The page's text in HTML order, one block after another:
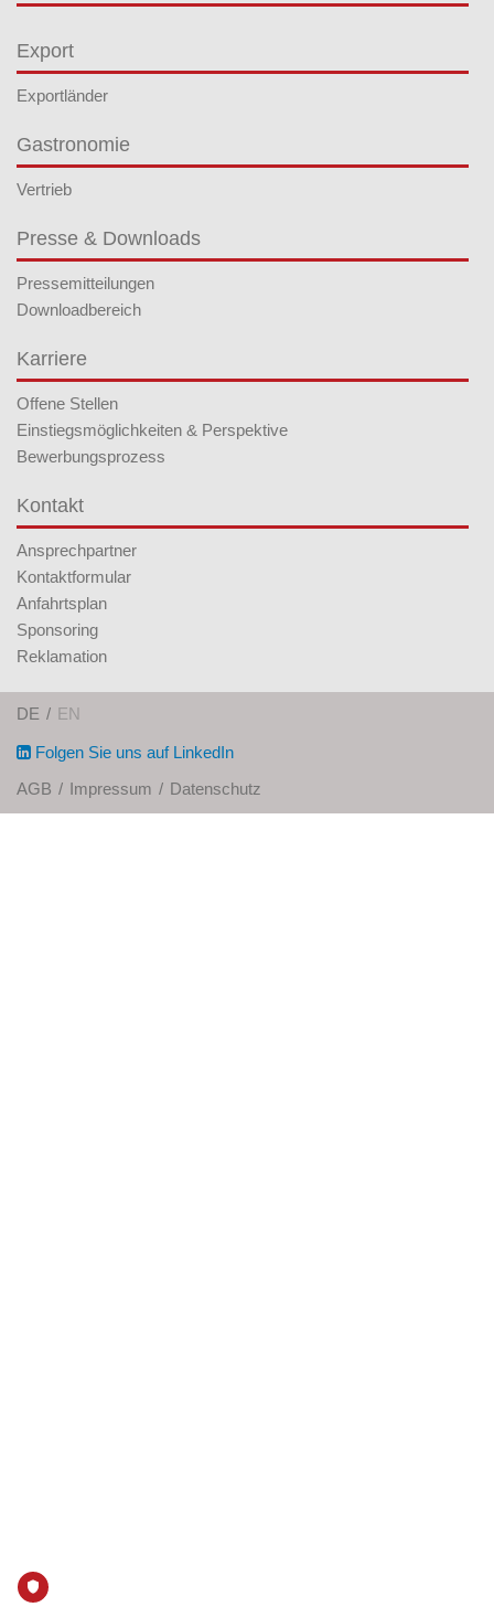
Export
Exportländer
Gastronomie
Vertrieb
Presse & Downloads
Pressemitteilungen
Downloadbereich
Karriere
Offene Stellen
Einstiegsmöglichkeiten & Perspektive
Bewerbungsprozess
Kontakt
Ansprechpartner
Kontaktformular
Anfahrtsplan
Sponsoring
Reklamation
DE EN
Folgen Sie uns auf LinkedIn
AGB
Impressum Datenschutz